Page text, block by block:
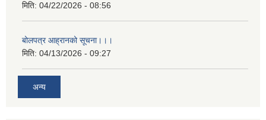
मिति: 04/22/2026 - 08:56
बोलपत्र आह्रानको सूचना।।।
मिति: 04/13/2026 - 09:27
अन्य